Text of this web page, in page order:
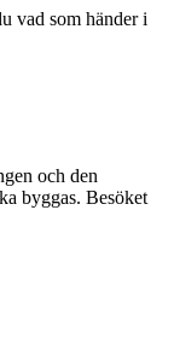
vad som händer i
och den
byggas. Besöket